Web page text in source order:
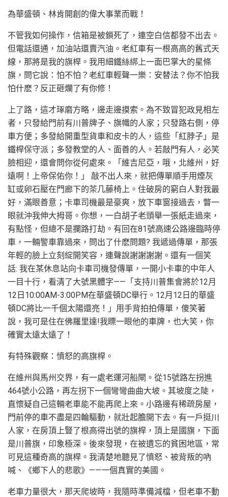
為華盛頓、林肯開創的偉大事業而戰！
不管我如何操作，信箱是被鎖死了，連空白信都發不出去。
但電話還通，加油站還賣汽油。老紅車有一根高高的舊式天
線，那將是我的旗桿。我用細鐵絲綁上一面巴掌大的星條
旗，問它說：怕不怕？老紅車輕聲一樂：安替法？你不怕我
怕什麽？反正砸爛了有你修！
上了路，這才琢磨方略，邊走邊摸索。為不致冒犯政見相左
者，只發給門前有川普牌子、旗幟的人家；只發路右側，停
車方便；多發給開重型貨車和皮卡的人，這些「紅脖子」是
鐵桿保守派；多發教堂的人、面善的人。若敲門有人，必笑
臉相迎，還會問你從何處來。「維吉尼亞，哦，北維州，好
遠啊！上帝保佑你！」 敲不出人來，就把傳單順手用煙灰
缸或卵石壓在門廊下的茶几藤椅上。住破房的窮白人對我最
好，滿眼善意；卡車司機最是豪爽，放下車窗接過去，瞥一
眼就沖我伸大拇哥。你想，一白胡子老頭舉一張紙走過來，
有點怪，但總不是攔路打劫。有回在81號高速公路邊臨時停
車，一輛警車靠過來，問出了什麽問題? 我遞過傳單，那張
年輕的臉上立刻綻開笑容，連聲說謝謝謝謝。還有一個笑
話: 我在某休息站向卡車司機發傳單，一開小卡車的中年人
一目十行，看清了大號黑體字——「支持川普集會將於12月
12日10:00AM-3:00PM在華盛頓DC舉行。12月12日的華盛
頓DC將比一千個太陽還亮！」用手背拍拍傳單，傻笑著
說，我可是住在佛羅里達!我瞟一眼他的車牌，也大笑，你
確實太遠太遠了！
有特殊觀察：憤怒的高旗桿。
在維州與馬州交界，有一處老運河船閘。從15號路左拐進
464號小公路，再左拐下一個彎彎曲曲大坡。其坡度之陡，
直懷疑自己這輛老車能不能再爬上來。小路邊有稀疏房屋，
門前停的車不盡是四輪驅動，就壯起膽開下去。有一戶挺川
人家，在房頂上豎了根高得出號的旗桿，頂上是國旗，下面
是川普旗，印象極深。後來發現，在被遺忘的貧困地區，常
可見這種奇高的旗桿。我清楚地聽見了憤怒、被背叛的吶
喊、《鄉下人的悲歌》——一個真實的美國。
老車力量很大，那天爬坡時，我隨時準備減檔，但老車不動